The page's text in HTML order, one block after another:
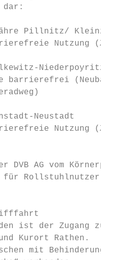
dar:
Pillnitz/
Nutzung
Niederpoyritz:
barrierefrei
Neustadt
Nutzung
DVB AG vom
für Rollstuhlnutzer
ist der Zugang zu
Kurort Rathen.
mit